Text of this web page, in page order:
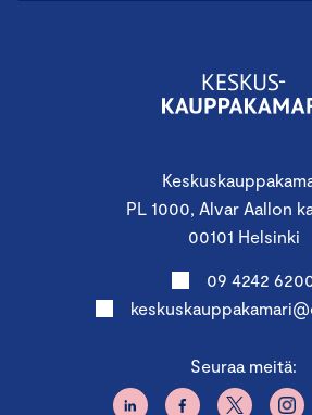
PL 1000, Alvar Aallon
00101 Helsinki
09 4242
Seuraa meitä: